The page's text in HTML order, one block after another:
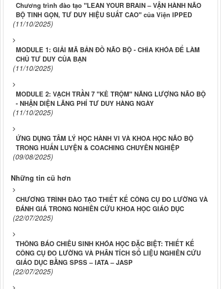
Chương trình đào tạo "LEAN YOUR BRAIN – VẬN HÀNH NÃO
BỘ TINH GỌN, TƯ DUY HIỆU SUẤT CAO" của Viện IPPED
(11/10/2025)
MODULE 1: GIẢI MÃ BẢN ĐỒ NÃO BỘ - CHÌA KHÓA ĐỂ LÀM
CHỦ TƯ DUY CỦA BẠN
(11/10/2025)
MODULE 2: VẠCH TRẦN 7 "KẺ TRỘM" NĂNG LƯỢNG NÃO BỘ
- NHẬN DIỆN LÃNG PHÍ TƯ DUY HÀNG NGÀY
(11/10/2025)
ỨNG DỤNG TÂM LÝ HỌC HÀNH VI VÀ KHOA HỌC NÃO BỘ
TRONG HUẤN LUYỆN & COACHING CHUYÊN NGHIỆP
(09/08/2025)
Những tin cũ hơn
CHƯƠNG TRÌNH ĐÀO TẠO THIẾT KẾ CÔNG CỤ ĐO LƯỜNG VÀ
ĐÁNH GIÁ TRONG NGHIÊN CỨU KHOA HỌC GIÁO DỤC
(22/07/2025)
THÔNG BÁO CHIÊU SINH KHÓA HỌC ĐẶC BIỆT: THIẾT KẾ
CÔNG CỤ ĐO LƯỜNG VÀ PHÂN TÍCH SỐ LIỆU NGHIÊN CỨU
GIÁO DỤC BẰNG SPSS – IATA – JASP
(22/07/2025)